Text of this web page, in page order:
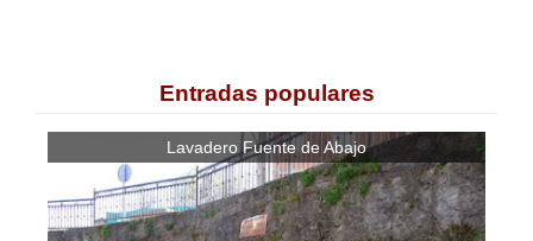
Entradas populares
Lavadero Fuente de Abajo